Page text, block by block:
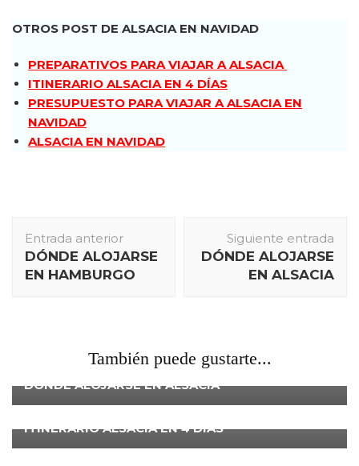
OTROS POST DE ALSACIA EN NAVIDAD
PREPARATIVOS PARA VIAJAR A ALSACIA
ITINERARIO ALSACIA EN 4 DÍAS
PRESUPUESTO PARA VIAJAR A ALSACIA EN
NAVIDAD
ALSACIA EN NAVIDAD
de
entradas
Entrada anterior
DÓNDE ALOJARSE
EN HAMBURGO
Siguiente entrada
DÓNDE ALOJARSE
EN ALSACIA
También puede gustarte...
FRANCIA
DÓNDE ALOJARSE EN ALSACIA
ITINERARIO ALSACIA EN 4 DÍAS